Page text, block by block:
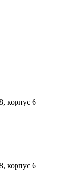
корпус 6
корпус 6